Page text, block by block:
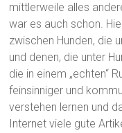
mittlerweile alles
war es auch schon.
zwischen Hunden, die
und denen, die unter
die in einem „echten“
feinsinniger und
verstehen lernen und
Internet viele gute